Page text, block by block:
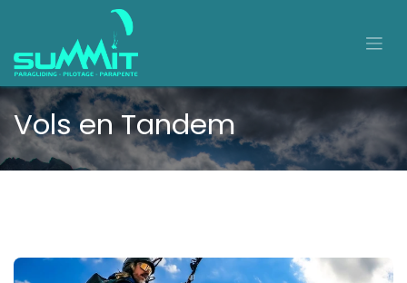
Se rendre au contenu
Vols en Tandem